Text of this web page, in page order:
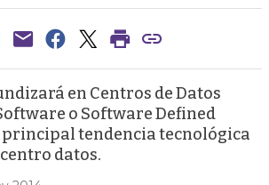
en Centros de Datos
o Software Defined
principal tendencia tecnológica
datos.